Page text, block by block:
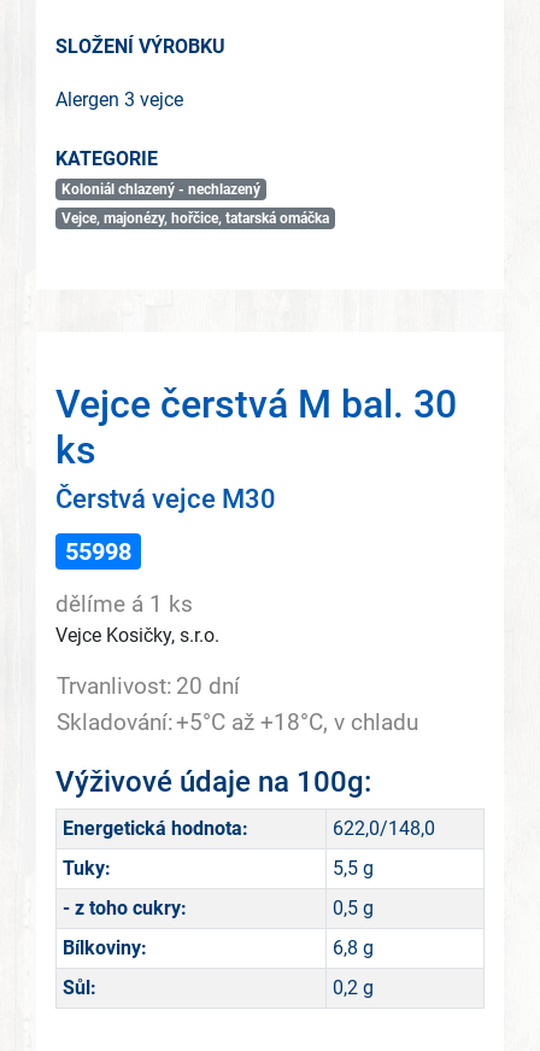
SLOŽENÍ VÝROBKU
Alergen 3 vejce
KATEGORIE
Koloniál chlazený - nechlazený
Vejce, majonézy, hořčice, tatarská omáčka
Vejce čerstvá M bal. 30
ks
Čerstvá vejce M30
55998
dělíme á 1 ks
Vejce Kosičky, s.r.o.
Trvanlivost: 20 dní
Skladování:+5°C až +18°C, v chladu
Výživové údaje na 100g:
Energetická hodnota:
622,0/148,0
Tuky:
5,5 g
- z toho cukry:
0,5 g
Bílkoviny:
6,8 g
Sůl:
0,2 g